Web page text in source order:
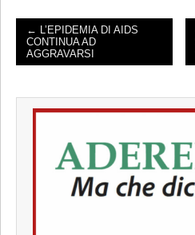
POST NAVIGATION
← L’EPIDEMIA DI AIDS
CONTINUA AD
AGGRAVARSI